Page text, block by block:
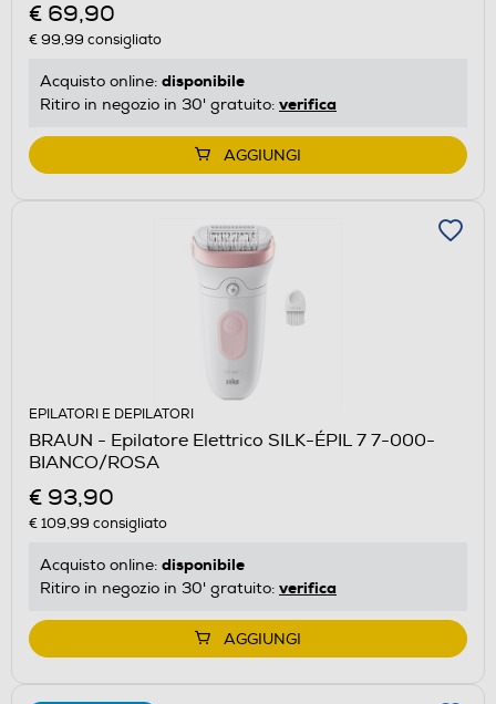
€ 69,90
€ 99,99 consigliato
Acquisto online: disponibile
Ritiro in negozio in 30' gratuito: verifica
AGGIUNGI
EPILATORI E DEPILATORI
BRAUN - Epilatore Elettrico SILK-ÉPIL 7 7-000-
BIANCO/ROSA
€ 93,90
€ 109,99 consigliato
Acquisto online: disponibile
Ritiro in negozio in 30' gratuito: verifica
AGGIUNGI